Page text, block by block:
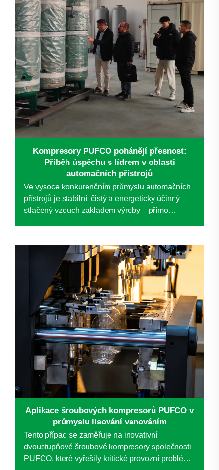
Kompresory PUFCO pohánějí přesnost:
Příběh úspěchu s lídrem v oblasti
automačních přístrojů
Ve vysoce konkurenčním průmyslu automačních
přístrojů je stabilní, čistý a energeticky účinný
stlačený vzduch základem výroby – přímo
renomovaný...
Aplikace šroubových kompresorů PUFCO v
průmyslu lisování vanováním
Tento případ se zaměřuje na inovativní
dvoustupňové šroubové kompresory společnosti
PUFCO, které vyřešily kritické provozní problémy